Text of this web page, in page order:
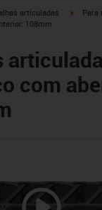
icon-arrow-right
articuladas igus-
Para
108mm
com